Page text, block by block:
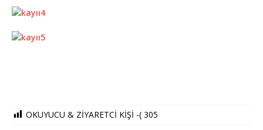
OKUYUCU & ZİYARETCİ KİŞİ -( 305